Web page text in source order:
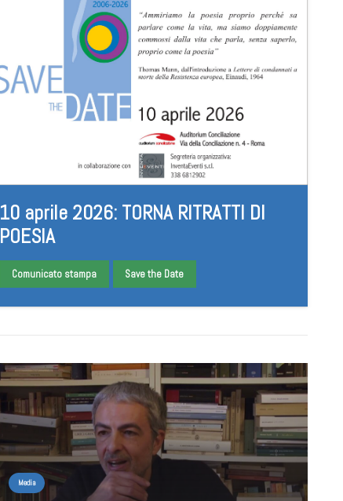
10 aprile 2026: TORNA RITRATTI DI
POESIA
Comunicato stampa Save the Date
Media